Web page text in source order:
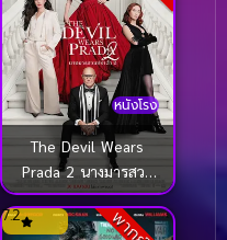
หนังโรง
The Devil Wears
Prada 2 นางมารสวม
ปราด้า 2 (2026)
7.2